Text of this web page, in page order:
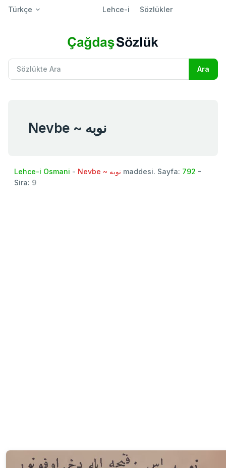
Türkçe Lehce-i Sözlükler
Nevbe ~ نوبه
Lehce-i Osmani - Nevbe ~ نوبه maddesi. Sayfa: 792 -
Sira: 9